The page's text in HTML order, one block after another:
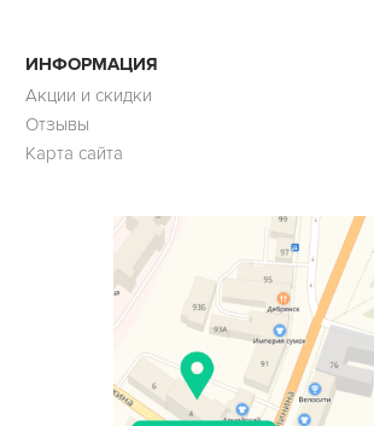
ИНФОРМАЦИЯ
Акции и скидки
Отзывы
Карта сайта